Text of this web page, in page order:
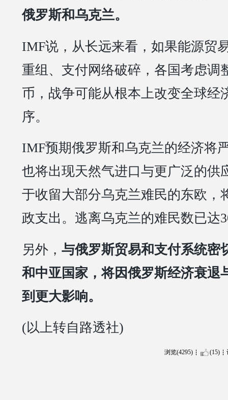
俄罗斯和乌克兰。
IMF说，从长远来看，如果能源贸
重组、支付网络破碎，各国考虑调
币，战争可能从根本上改变全球经
序。
IMF预期俄罗斯和乌克兰的经济将
也将出现天然气进口与更广泛的供
于收留大部分乌克兰难民的东欧，
政支出。逃离乌克兰的难民数已达
另外， 与俄罗斯贸易和支付系统密
和中亚国家，将因俄罗斯经济衰退
到更大影响。
(以上转自路透社)
浏览(4295) (15)